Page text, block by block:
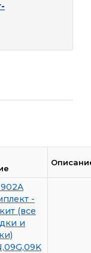
-
(все
и